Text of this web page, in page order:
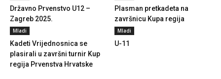
Državno Prvenstvo U12 –
Zagreb 2025.
Plasman pretkadeta na
završnicu Kupa regija
Mladi
Kadeti Vrijednosnica se
plasirali u završni turnir Kup
regija Prvenstva Hrvatske
Mladi
U-11